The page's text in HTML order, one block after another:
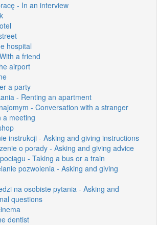
- In an interview
hospital
a friend
airport
a party
- Renting an apartment
- Conversation with a stranger
a meeting
instrukcji - Asking and giving instructions
o porady - Asking and giving advice
- Taking a bus or a train
pozwolenia - Asking and giving
na osobiste pytania - Asking and
questions
dentist